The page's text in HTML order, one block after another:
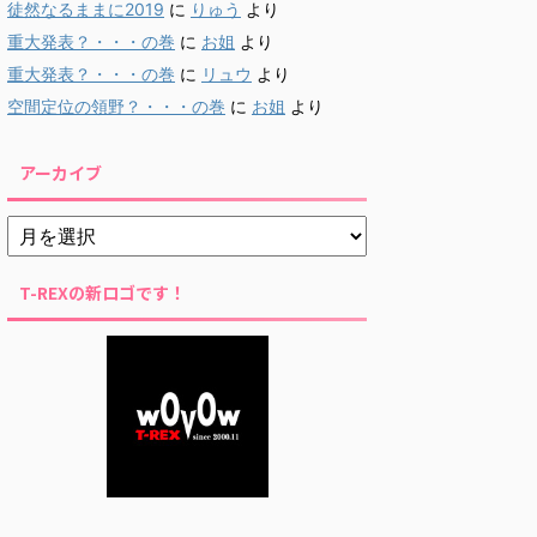
徒然なるままに2019 に りゅう より
重大発表？・・・の巻 に お姐 より
重大発表？・・・の巻 に リュウ より
空間定位の領野？・・・の巻 に お姐 より
アーカイブ
T-REXの新ロゴです！